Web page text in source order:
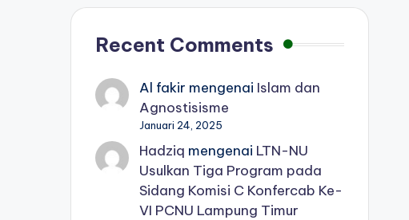
Recent Comments
Al fakir mengenai Islam dan
Agnostisisme
Januari 24, 2025
Hadziq mengenai LTN-NU
Usulkan Tiga Program pada
Sidang Komisi C Konfercab Ke-
VI PCNU Lampung Timur